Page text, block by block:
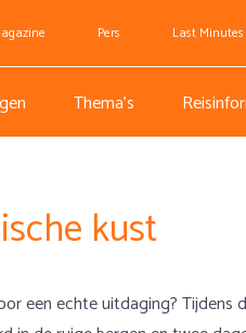
Pers Last Minutes
Thema's
kust
een echte uitdaging? Tijdens